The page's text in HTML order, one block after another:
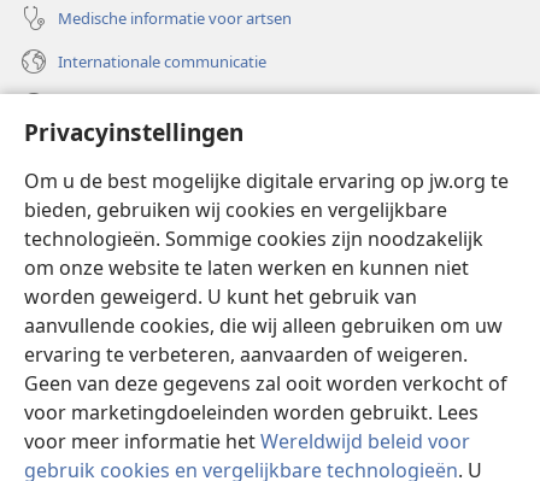
Privacyinstellingen
Om u de best mogelijke digitale ervaring op jw.org te
bieden, gebruiken wij cookies en vergelijkbare
technologieën. Sommige cookies zijn noodzakelijk
om onze website te laten werken en kunnen niet
worden geweigerd. U kunt het gebruik van
aanvullende cookies, die wij alleen gebruiken om uw
ervaring te verbeteren, aanvaarden of weigeren.
Geen van deze gegevens zal ooit worden verkocht of
voor marketingdoeleinden worden gebruikt. Lees
voor meer informatie hetWereldwijd beleid voor
gebruik cookies en vergelijkbare technologieën. U
Medische informatie voor artsen
Internationale communicatie
(opent
nieuw
venster)Watchtower ONLINE LIBRARY™
(opent
nieuw
venster)JW Hub ®
(opent
nieuw
venster)
®
Watchtower Library